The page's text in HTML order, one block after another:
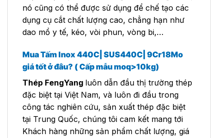
nó cũng có thể được sử dụng để chế tạo các
dụng cụ cắt chất lượng cao, chẳng hạn như
dao mổ y tế, kéo, vòi phun, vòng bi,…
Mua Tấm Inox 440C| SUS440C| 9Cr18Mo
giá tốt ở đâu? ( Cấp mẫu moq>10kg)
Thép FengYang luôn dẫn đầu thị trường thép
đặc biệt tại Việt Nam, và luôn đi đầu trong
công tác nghiên cứu, sản xuất thép đặc biệt
tại Trung Quốc, chúng tôi cam kết mang tới
Khách hàng những sản phẩm chất lượng, giá